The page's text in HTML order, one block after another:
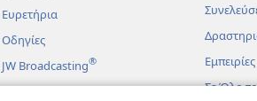
Ευρετήρια
Οδηγίες
JW Broadcasting®
Βίντεο
Εμπειρίες
Σε Όλο